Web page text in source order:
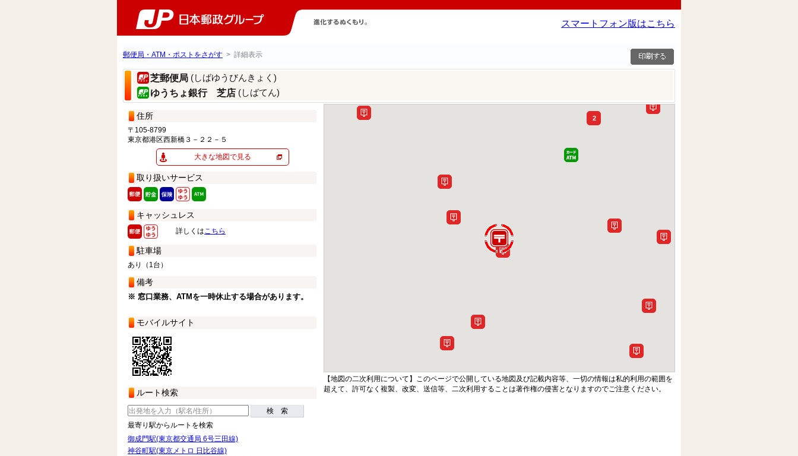
スマートフォン版はこちら
郵便局・ATM・ポストをさがす > 詳細表示
芝郵便局 (しばゆうびんきょく)
ゆうちょ銀行 芝店 (しばてん)
住所
〒105-8799
東京都港区西新橋３－２２－５
大きな地図で見る
取り扱いサービス
キャッシュレス
詳しくはこちら
駐車場
あり（1台）
備考
※ 窓口業務、ATMを一時休止する場合があります。
モバイルサイト
ルート検索
検 索
最寄り駅からルートを検索
御成門駅(東京都交通局 6号三田線)
神谷町駅(東京メトロ 日比谷線)
2
【地図の二次利用について】このページで公開している地図及び記載内容等、一切の情報は私的利用の範囲を
超えて、許可なく複製、改変、送信等、二次利用することは著作権の侵害となりますのでご注意ください。